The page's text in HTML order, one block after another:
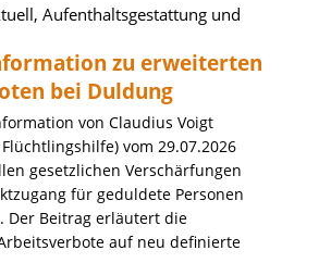
Aufenthaltsgestattung und
zu erweiterten
bei Duldung
von Claudius Voigt
Flüchtlingshilfe) vom 29.07.2026
gesetzlichen Verschärfungen
für geduldete Personen
Der Beitrag erläutert die
auf neu definierte